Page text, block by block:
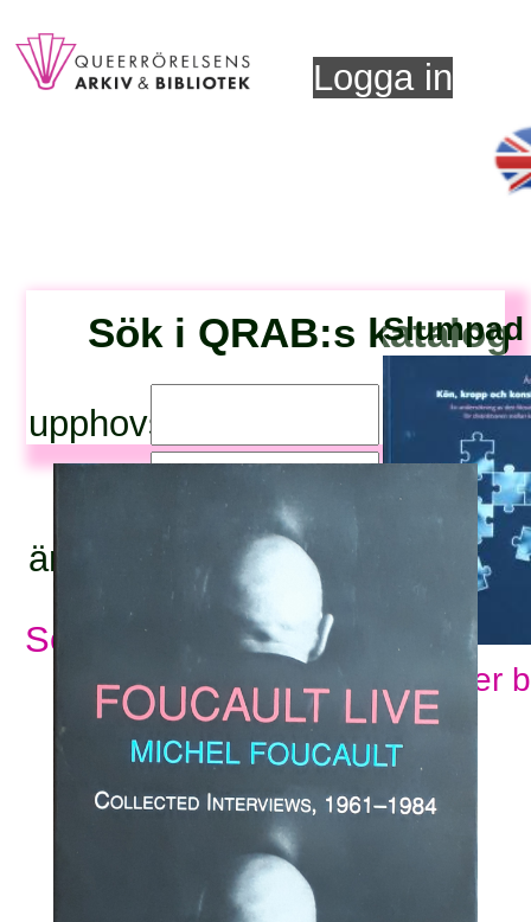
Logga in
Sök i QRAB:s katalog
upphovsperson:
ämnesord:
Se alla ämnesord
Visa fler